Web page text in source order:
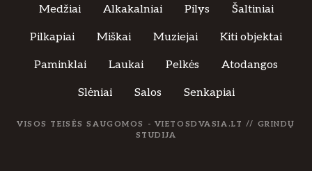
Medžiai Alkakalniai Pilys Šaltiniai
Pilkapiai Miškai Muziejai Kiti objektai
Paminklai Laukai Pelkės Atodangos
Slėniai Salos Senkapiai
VISOS TEISĖS SAUGOMOS - VIETOSDVASIA.LT // GRINDŲ
STUDIJA